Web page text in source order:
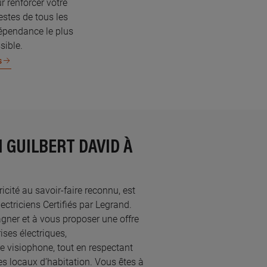
renforcer votre
de tous les
le plus
GUILBERT DAVID À
au savoir-faire reconnu, est
Certifiés par Legrand.​
et à vous proposer une offre
électriques,
visiophone, tout en respectant
locaux d’habitation. Vous êtes à